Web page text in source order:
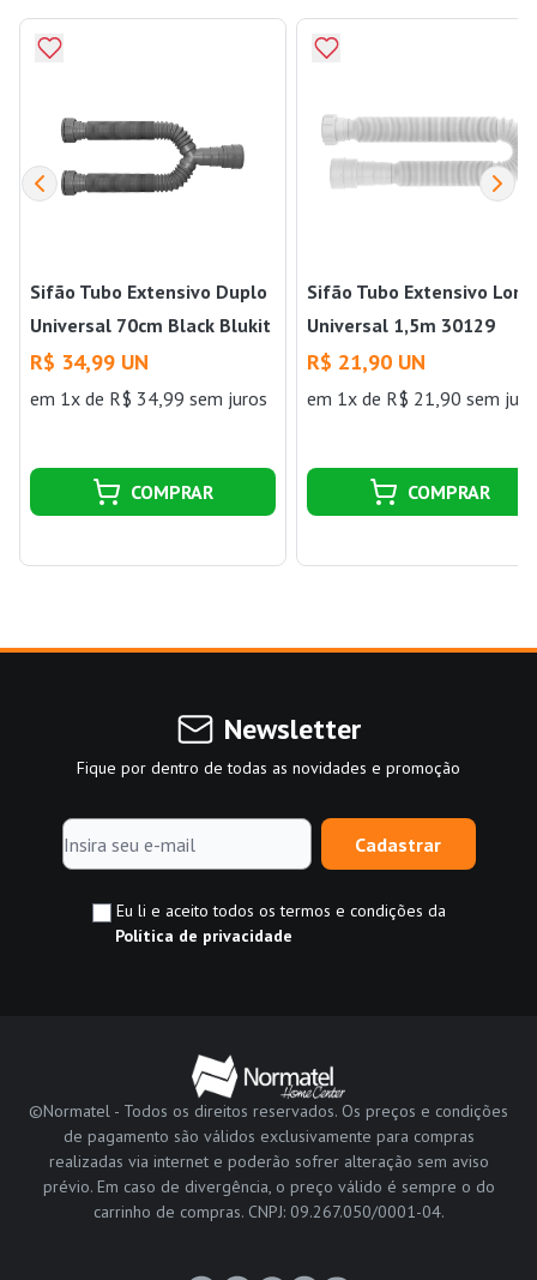
Sifão Tubo Extensivo Duplo
Universal 70cm Black Blukit
R$ 34,99 UN
em 1x de R$ 34,99 sem juros
COMPRAR
Sifão Tubo Extensivo
Universal 1,5m 30129
Branco Blukit
R$ 21,90 UN
em 1x de R$ 21,90 sem
COMPRAR
Newsletter
Fique por dentro de todas as novidades e promoção
Cadastrar
Eu li e aceito todos os termos e condições da
Política de privacidade
©Normatel - Todos os direitos reservados. Os preços e condições
de pagamento são válidos exclusivamente para compras
realizadas via internet e poderão sofrer alteração sem aviso
prévio. Em caso de divergência, o preço válido é sempre o do
carrinho de compras. CNPJ: 09.267.050/0001-04.